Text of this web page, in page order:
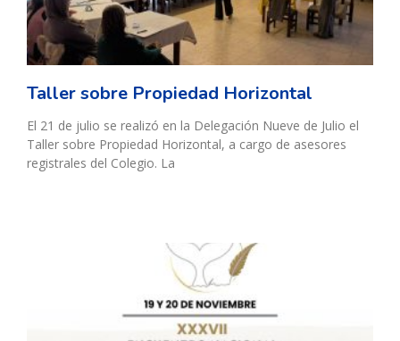
Taller sobre Propiedad Horizontal
El 21 de julio se realizó en la Delegación Nueve de Julio el
Taller sobre Propiedad Horizontal, a cargo de asesores
registrales del Colegio. La